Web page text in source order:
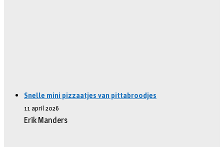
Snelle mini pizzaatjes van pittabroodjes
11 april 2026
Erik Manders